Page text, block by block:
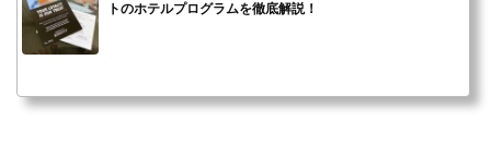
トのホテルプログラムを徹底解説！